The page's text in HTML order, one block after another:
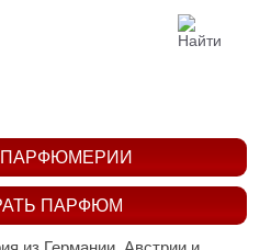
ПАРФЮМ
ПАРФЮМЕРИИ